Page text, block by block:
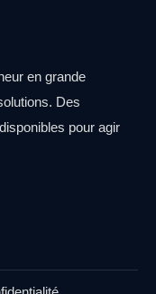
en grande
Des
pour agir